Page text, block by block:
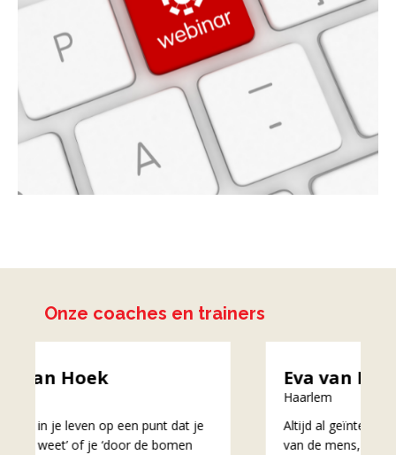
Onze coaches en trainers
Eva van Duin
Altijd al geïnteresseerd in de gedachtegang
van de mens, besloot ik, na een carrière als